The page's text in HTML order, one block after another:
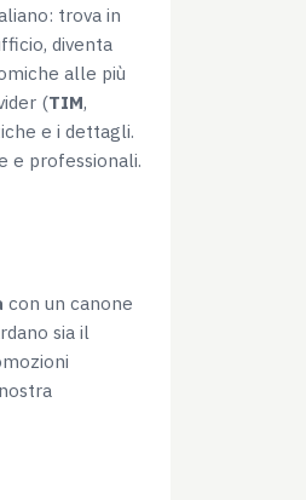
trova in
diventa
alle più
(TIM,
e i dettagli.
e professionali.
con un canone
sia il